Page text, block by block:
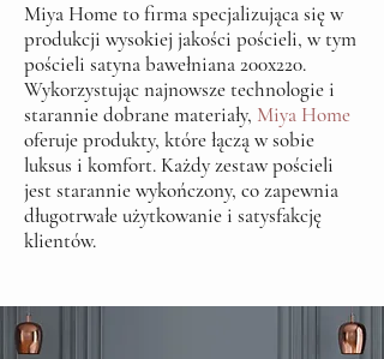
Miya Home to firma specjalizująca się w
produkcji wysokiej jakości pościeli, w tym
pościeli satyna bawełniana 200x220.
Wykorzystując najnowsze technologie i
starannie dobrane materiały, Miya Home
oferuje produkty, które łączą w sobie
luksus i komfort. Każdy zestaw pościeli
jest starannie wykończony, co zapewnia
długotrwałe użytkowanie i satysfakcję
klientów.